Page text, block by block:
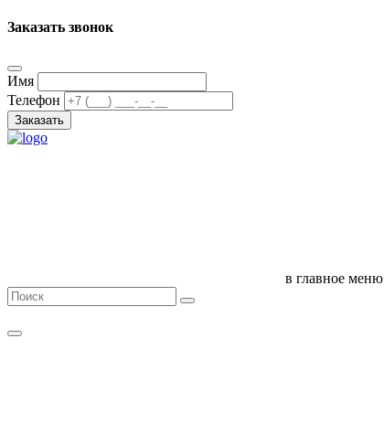
Заказать звонок
Имя
Телефон
Заказать
в главное меню